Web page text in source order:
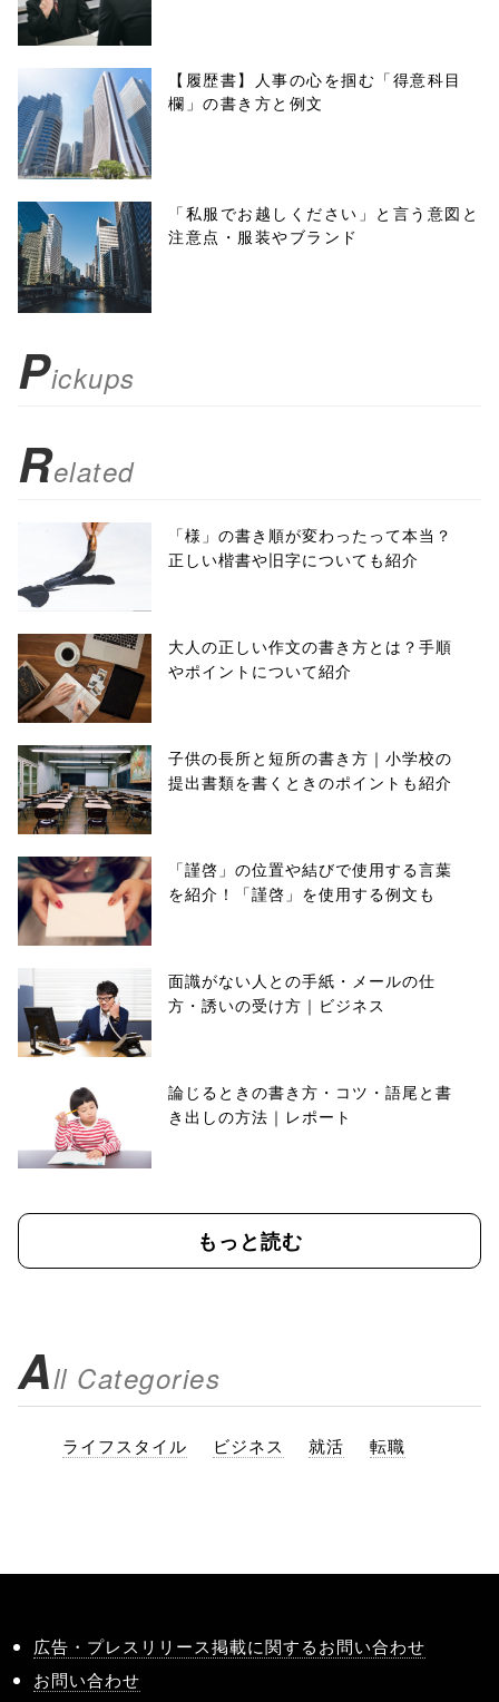
w.open(this.hre
f, 'Gwindow',
'width=550,
height=450,
menubar=no,
toolbar=no,
scrollbars=yes'
false;"> シェア
【履歴書】人事の心を掴む「得意科目
欄」の書き方と例文
「私服でお越しください」と言う意図と
注意点・服装やブランド
Pickups
Related
「様」の書き順が変わったって本当？
正しい楷書や旧字についても紹介
大人の正しい作文の書き方とは？手順
やポイントについて紹介
子供の長所と短所の書き方｜小学校の
提出書類を書くときのポイントも紹介
「謹啓」の位置や結びで使用する言葉
を紹介！「謹啓」を使用する例文も
面識がない人との手紙・メールの仕
方・誘いの受け方｜ビジネス
論じるときの書き方・コツ・語尾と書
き出しの方法｜レポート
もっと読む
All Categories
ライフスタイル ビジネス 就活 転職
広告・プレスリリース掲載に関するお問い合わせ
お問い合わせ